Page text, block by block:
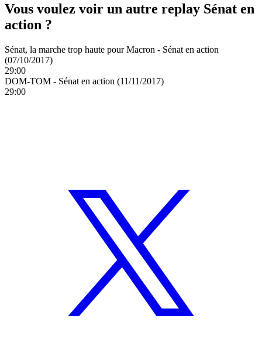
Vous voulez voir un autre replay Sénat en
action ?
Sénat, la marche trop haute pour Macron - Sénat en action
(07/10/2017)
29:00
DOM-TOM - Sénat en action (11/11/2017)
29:00